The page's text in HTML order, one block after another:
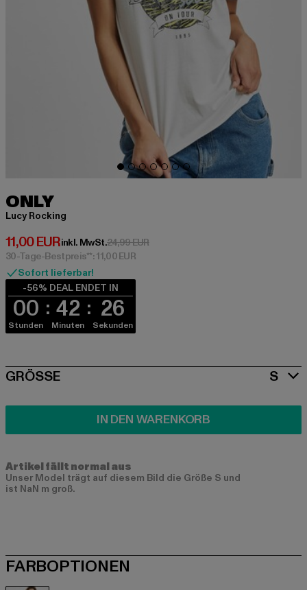
ONLY
Lucy Rocking
11,00 EUR
Derzeitiger Preis: 11,00 EUR
inkl. MwSt.24,99 EURAktionspreis: 24,99 EUR
30-Tage-Bestpreis**: 11,00 EUR
Sofort lieferbar!
-56% DEAL ENDET IN
00
Stunden
42
Minuten
26
Sekunden
SIZE
GRÖSSE S
IN DEN WARENKORB
Artikel fällt normal aus
Unser Model trägt auf diesem Bild die Größe S und
ist NaN m groß.
FARBOPTIONEN